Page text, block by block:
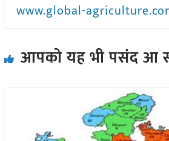
www.global-
आपको यह भी पसंद आ